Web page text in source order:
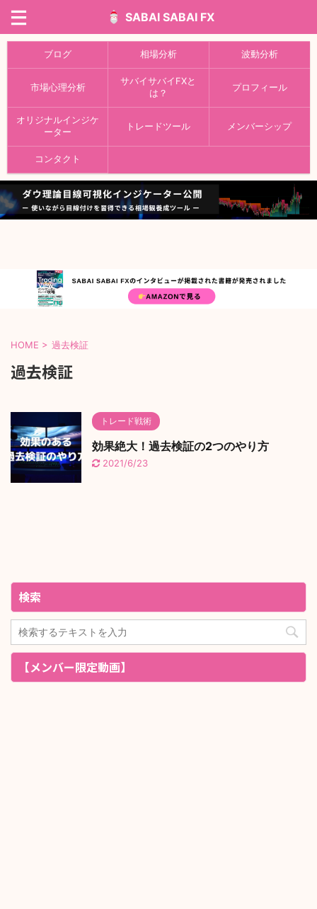
SABAI SABAI FX
ブログ 相場分析 波動分析
市場心理分析
サバイサバイFXと
は？
プロフィール
オリジナルインジケ
ーター
トレードツール メンバーシップ
コンタクト
HOME > 過去検証
過去検証
トレード戦術
効果絶大！過去検証の2つのやり方
2021/6/23
検索
【メンバー限定動画】